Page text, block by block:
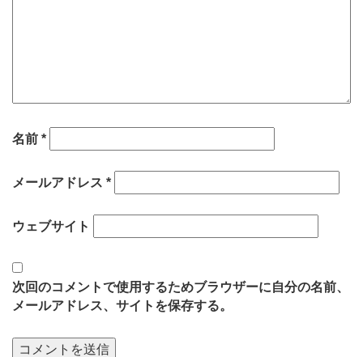
名前 *
メールアドレス *
ウェブサイト
次回のコメントで使用するためブラウザーに自分の名前、
メールアドレス、サイトを保存する。